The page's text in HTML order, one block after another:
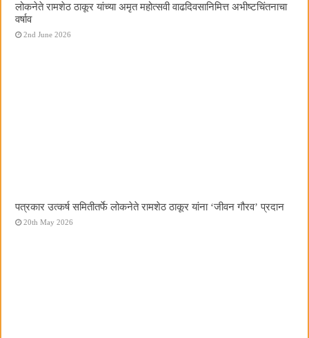
लोकनेते रामशेठ ठाकूर यांच्या अमृत महोत्सवी वाढदिवसानिमित्त अभीष्टचिंतनाचा
वर्षाव
2nd June 2026
पत्रकार उत्कर्ष समितीतर्फे लोकनेते रामशेठ ठाकूर यांना ‌‘जीवन गौरव‌’ प्रदान
20th May 2026